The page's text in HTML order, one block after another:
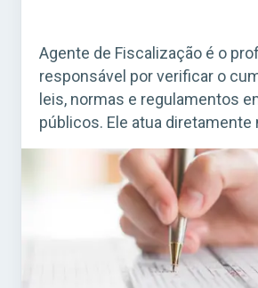
Agente de Fiscalização é o
responsável por verificar o
leis, normas e regulamentos
públicos. Ele atua diretamente
fiscalização de
serviços e atividades que
regras específicas. Acesse
Grátis INSS 2026! O cargo é
em concursos municipais e
quem busca […]